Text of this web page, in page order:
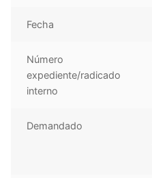
Fecha
Número
expediente/radicado
interno
Demandado